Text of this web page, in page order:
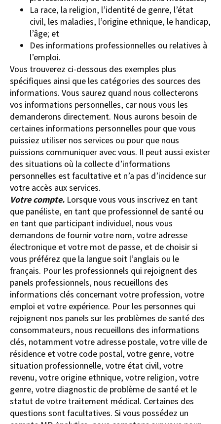
La race, la religion, l’identité de genre, l’état
civil, les maladies, l’origine ethnique, le handicap,
l’âge; et
Des informations professionnelles ou relatives à
l’emploi.
Vous trouverez ci-dessous des exemples plus
spécifiques ainsi que les catégories des sources des
informations. Vous saurez quand nous collecterons
vos informations personnelles, car nous vous les
demanderons directement. Nous aurons besoin de
certaines informations personnelles pour que vous
puissiez utiliser nos services ou pour que nous
puissions communiquer avec vous. Il peut aussi exister
des situations où la collecte d’informations
personnelles est facultative et n’a pas d’incidence sur
votre accès aux services.
Votre compte. Lorsque vous vous inscrivez en tant
que panéliste, en tant que professionnel de santé ou
en tant que participant individuel, nous vous
demandons de fournir votre nom, votre adresse
électronique et votre mot de passe, et de choisir si
vous préférez que la langue soit l’anglais ou le
français. Pour les professionnels qui rejoignent des
panels professionnels, nous recueillons des
informations clés concernant votre profession, votre
emploi et votre expérience. Pour les personnes qui
rejoignent nos panels sur les problèmes de santé des
consommateurs, nous recueillons des informations
clés, notamment votre adresse postale, votre ville de
résidence et votre code postal, votre genre, votre
situation professionnelle, votre état civil, votre
revenu, votre origine ethnique, votre religion, votre
genre, votre diagnostic de problème de santé et le
statut de votre traitement médical. Certaines des
questions sont facultatives. Si vous possédez un